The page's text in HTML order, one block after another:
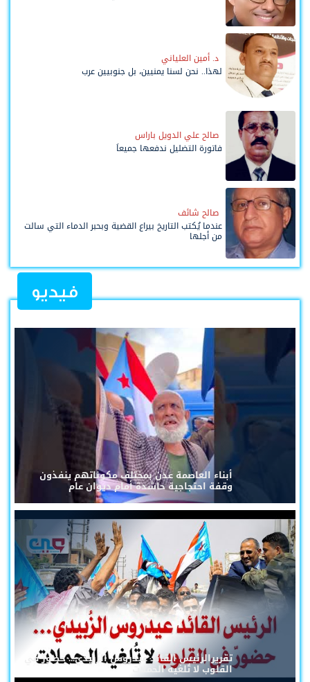
د. أمين العلياني
لهذا.. نحن لسنا يمنيين، بل جنوبيين عرب
صالح علي الدويل باراس
فاتورة التضليل ندفعها جميعاً
صالح شائف
عندما يُكتب التاريخ بيراع القضية وبحبر الدماء التي سالت
من أجلها
فيديو
أبناء العاصمة عدن بمختلف مكوناتهم ينفذون
وقفة احتجاجية حاشدة أمام ديوان عام
تقريرالرئيس القائد عيدروس الزُبيدي... حضورٌ في
القلوب لا تُلغيه الحملات